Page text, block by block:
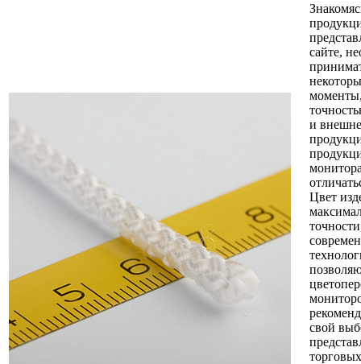
сайте,
и
Цвет
свой